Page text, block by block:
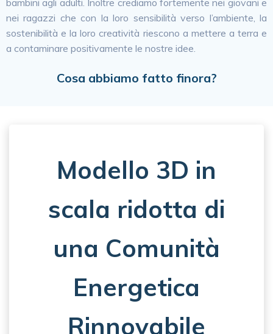
bambini agli adulti. Inoltre crediamo fortemente nei giovani e
nei ragazzi che con la loro sensibilità verso l’ambiente, la
sostenibilità e la loro creatività riescono a mettere a terra e
a contaminare positivamente le nostre idee.
Cosa abbiamo fatto finora?
Modello 3D in
scala ridotta di
una Comunità
Energetica
Rinnovabile